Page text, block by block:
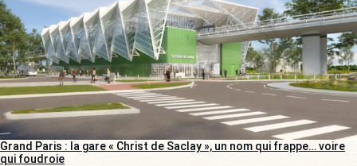
Grand Paris : la gare « Christ de Saclay », un nom qui frappe… voire
qui foudroie